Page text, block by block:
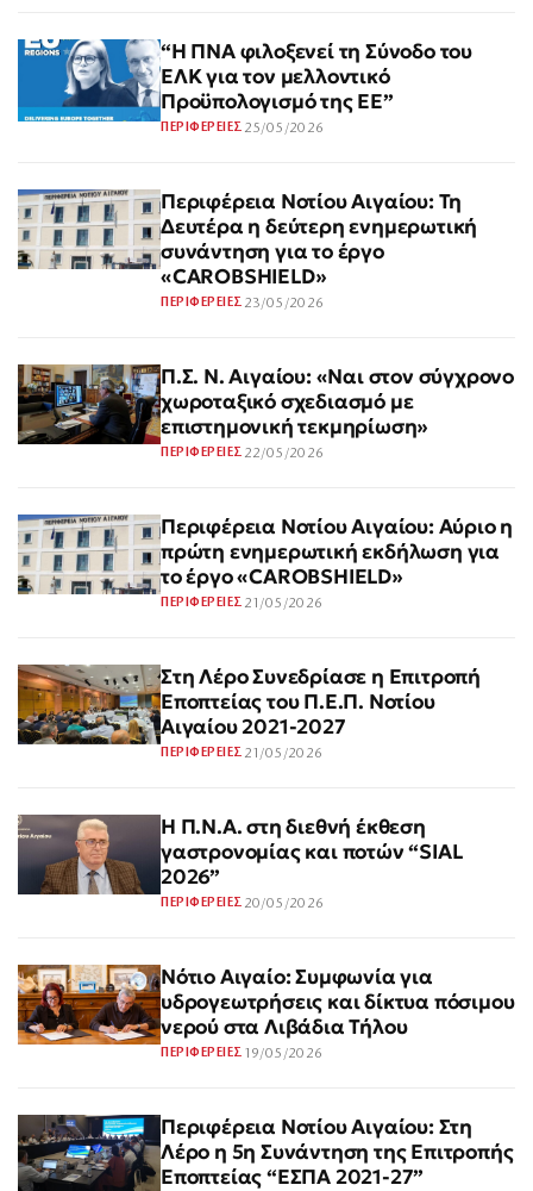
“Η ΠΝΑ φιλοξενεί τη Σύνοδο του
ΕΛΚ για τον μελλοντικό
Προϋπολογισμό της ΕΕ”
ΠΕΡΙΦΕΡΕΙΕΣ 25/05/2026
Περιφέρεια Νοτίου Αιγαίου: Τη
Δευτέρα η δεύτερη ενημερωτική
συνάντηση για το έργο
«CAROBSHIELD»
ΠΕΡΙΦΕΡΕΙΕΣ 23/05/2026
Π.Σ. Ν. Αιγαίου: «Ναι στον σύγχρονο
χωροταξικό σχεδιασμό με
επιστημονική τεκμηρίωση»
ΠΕΡΙΦΕΡΕΙΕΣ 22/05/2026
Περιφέρεια Νοτίου Αιγαίου: Αύριο η
πρώτη ενημερωτική εκδήλωση για
το έργο «CAROBSHIELD»
ΠΕΡΙΦΕΡΕΙΕΣ 21/05/2026
Στη Λέρο Συνεδρίασε η Επιτροπή
Εποπτείας του Π.Ε.Π. Νοτίου
Αιγαίου 2021-2027
ΠΕΡΙΦΕΡΕΙΕΣ 21/05/2026
Η Π.Ν.Α. στη διεθνή έκθεση
γαστρονομίας και ποτών “SIAL
2026”
ΠΕΡΙΦΕΡΕΙΕΣ 20/05/2026
Νότιο Αιγαίο: Συμφωνία για
υδρογεωτρήσεις και δίκτυα πόσιμου
νερού στα Λιβάδια Τήλου
ΠΕΡΙΦΕΡΕΙΕΣ 19/05/2026
Περιφέρεια Νοτίου Αιγαίου: Στη
Λέρο η 5η Συνάντηση της Επιτροπής
Εποπτείας “ΕΣΠΑ 2021-27”